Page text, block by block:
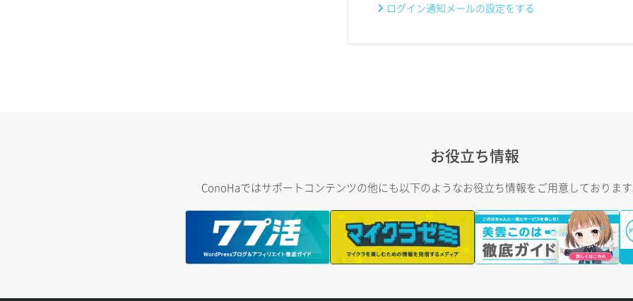
ログイン通知メールの設定をする
お役立ち情報
ConoHaではサポートコンテンツの他にも以下のようなお役立ち情報をご用意しております